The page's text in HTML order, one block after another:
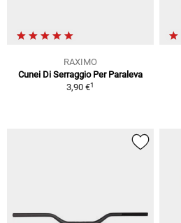
RAXIMO
Cunei Di Serraggio Per Paraleva
3,90 €1